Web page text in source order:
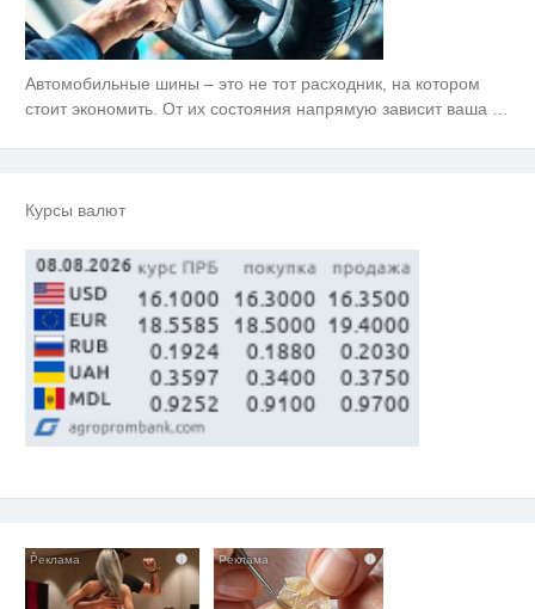
Автомобильные шины – это не тот расходник, на котором
стоит экономить. От их состояния напрямую зависит ваша …
Курсы валют
i i